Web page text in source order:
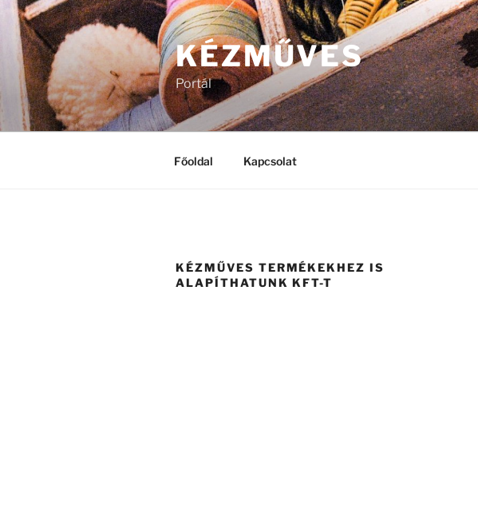
Tartalomhoz
KÉZMŰVES
Portál
Főoldal Kapcsolat
KÉZMŰVES TERMÉKEKHEZ IS
ALAPÍTHATUNK KFT-T